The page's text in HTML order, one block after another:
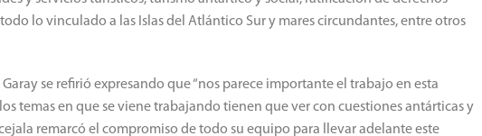
lo vinculado a las Islas del Atlántico Sur y mares circundantes, entre otros
se refirió expresando que “nos parece importante el trabajo en esta
temas en que se viene trabajando tienen que ver con cuestiones antárticas y
remarcó el compromiso de todo su equipo para llevar adelante este